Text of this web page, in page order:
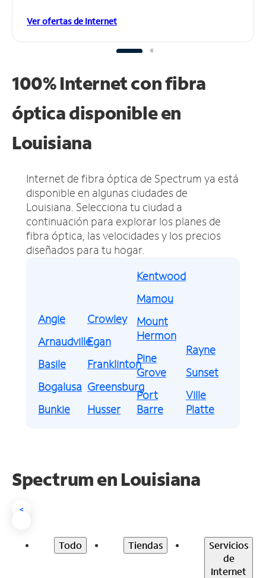
Ver ofertas de Internet
100% Internet con fibra
óptica disponible en
Louisiana
Internet de fibra óptica de Spectrum ya está
disponible en algunas ciudades de
Louisiana. Selecciona tu ciudad a
continuación para explorar los planes de
fibra óptica, las velocidades y los precios
diseñados para tu hogar.
Angie
Arnaudville
Basile
Bogalusa
Bunkie
Crowley
Egan
Franklinton
Greensburg
Husser
Kentwood
Mamou
Mount
Hermon
Pine
Grove
Port
Barre
Rayne
Sunset
Ville
Platte
Spectrum en Louisiana
<
Todo Tiendas
Servicios
de
Internet